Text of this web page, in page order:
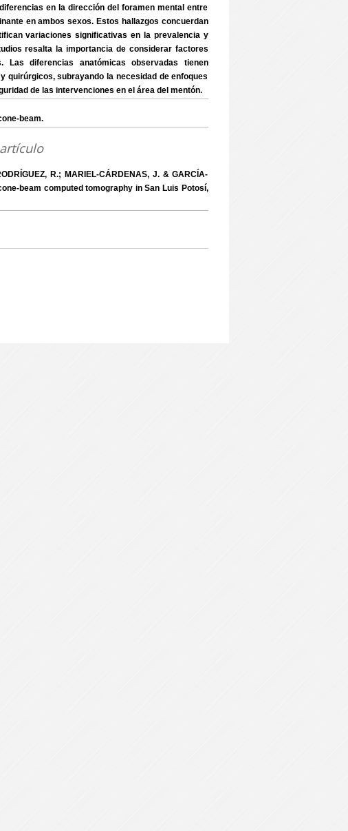
en la dirección del foramen mental entre
en ambos sexos. Estos hallazgos concuerdan
variaciones significativas en la prevalencia y
resalta la importancia de considerar factores
diferencias anatómicas observadas tienen
subrayando la necesidad de enfoques
de las intervenciones en el área del mentón.
beam.
R.; MARIEL-CÁRDENAS, J. & GARCÍA-
beam computed tomography in San Luis Potosí,